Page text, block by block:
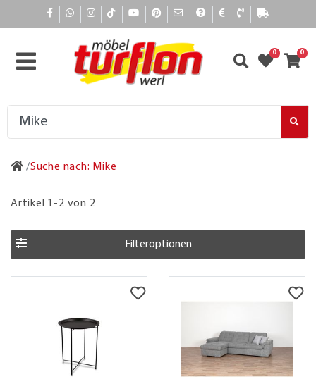
0 0
Suche nach: Mike
Artikel 1-2 von 2
Filteroptionen